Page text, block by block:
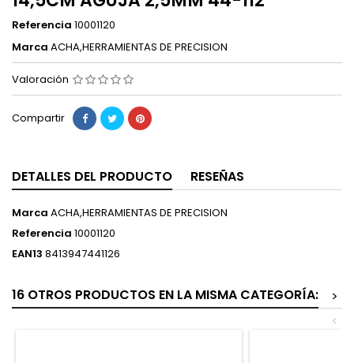
Referencia 10001120
Marca ACHA,HERRAMIENTAS DE PRECISION
Valoración
Compartir
DETALLES DEL PRODUCTO RESEÑAS
Marca ACHA,HERRAMIENTAS DE PRECISION
Referencia 10001120
EAN13 8413947441126
16 OTROS PRODUCTOS EN LA MISMA CATEGORÍA:
>
<